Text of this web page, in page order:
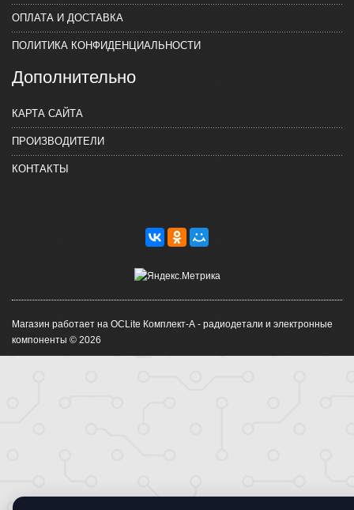
ОПЛАТА И ДОСТАВКА
ПОЛИТИКА КОНФИДЕНЦИАЛЬНОСТИ
Дополнительно
КАРТА САЙТА
ПРОИЗВОДИТЕЛИ
КОНТАКТЫ
Магазин работает на OCLite Комплект-А - радиодетали и электронные
компоненты © 2026